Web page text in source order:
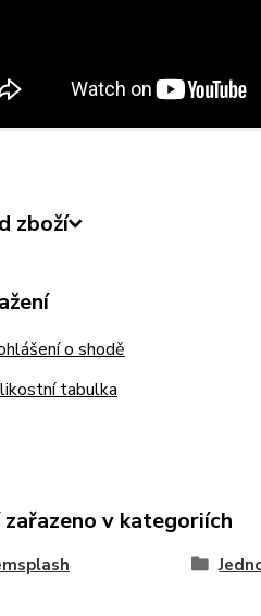
zboží
o shodě
tabulka
zařazeno v kategoriích